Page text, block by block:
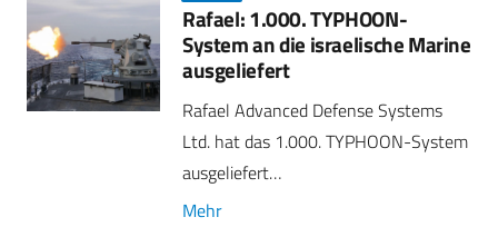
Rafael: 1.000. TYPHOON-
System an die israelische Marine
ausgeliefert
Rafael Advanced Defense Systems
Ltd. hat das 1.000. TYPHOON-System
ausgeliefert…
Mehr